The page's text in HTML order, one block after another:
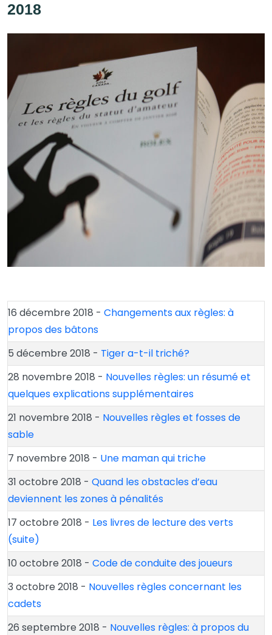
2018
16 décembre 2018 - Changements aux règles: à
propos des bâtons
5 décembre 2018 - Tiger a-t-il triché?
28 novembre 2018 - Nouvelles règles: un résumé et
quelques explications supplémentaires
21 novembre 2018 - Nouvelles règles et fosses de
sable
7 novembre 2018 - Une maman qui triche
31 octobre 2018 - Quand les obstacles d’eau
deviennent les zones à pénalités
17 octobre 2018 - Les livres de lecture des verts
(suite)
10 octobre 2018 - Code de conduite des joueurs
3 octobre 2018 - Nouvelles règles concernant les
cadets
26 septembre 2018 - Nouvelles règles: à propos du